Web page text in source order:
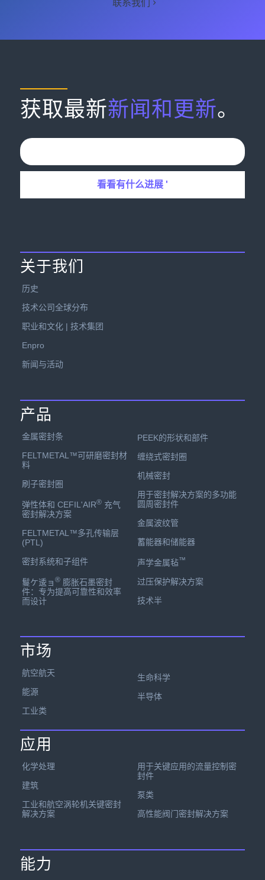
联系我们
获取最新新闻和更新。
关于我们
历史
技术公司全球分布
职业和文化 | 技术集团
Enpro
新闻与活动
产品
金属密封条
FELTMETAL™可研磨密封材
料
刷子密封圈
弹性体和 CEFIL'AIR®充气
密封解决方案
FELTMETAL™多孔传输层
(PTL)
密封系统和子组件
鬘ケ逶ョ ®膨胀石墨密封
件：专为提高可靠性和效率
而设计
PEEK的形状和部件
缠绕式密封圈
机械密封
用于密封解决方案的多功能
圆周密封件
金属波纹管
蓄能器和储能器
声学金属毡™
过压保护解决方案
技术半
市场
航空航天
能源
工业类
生命科学
半导体
应用
化学处理
建筑
工业和航空涡轮机关键密封
解决方案
用于关键应用的流量控制密
封件
泵类
高性能阀门密封解决方案
能力